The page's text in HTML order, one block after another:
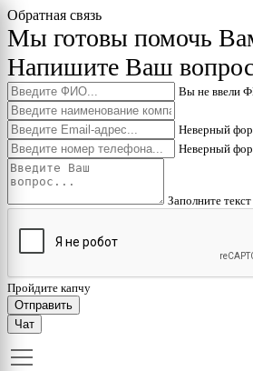
Обратная связь
Мы готовы помочь
Напишите Ваш
Вы не ввели
Неверный
Неверный
Заполните
Пройдите капчу
Отправить
Чат